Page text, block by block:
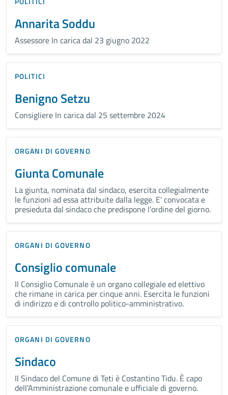
Annarita Soddu
Assessore In carica dal 23 giugno 2022
POLITICI
Benigno Setzu
Consigliere In carica dal 25 settembre 2024
ORGANI DI GOVERNO
Giunta Comunale
La giunta, nominata dal sindaco, esercita collegialmente
le funzioni ad essa attribuite dalla legge. E' convocata e
presieduta dal sindaco che predispone l’ordine del giorno.
ORGANI DI GOVERNO
Consiglio comunale
Il Consiglio Comunale è un organo collegiale ed elettivo
che rimane in carica per cinque anni. Esercita le funzioni
di indirizzo e di controllo politico-amministrativo.
ORGANI DI GOVERNO
Sindaco
Il Sindaco del Comune di Teti è Costantino Tidu. È capo
dell’Amministrazione comunale e ufficiale di governo.